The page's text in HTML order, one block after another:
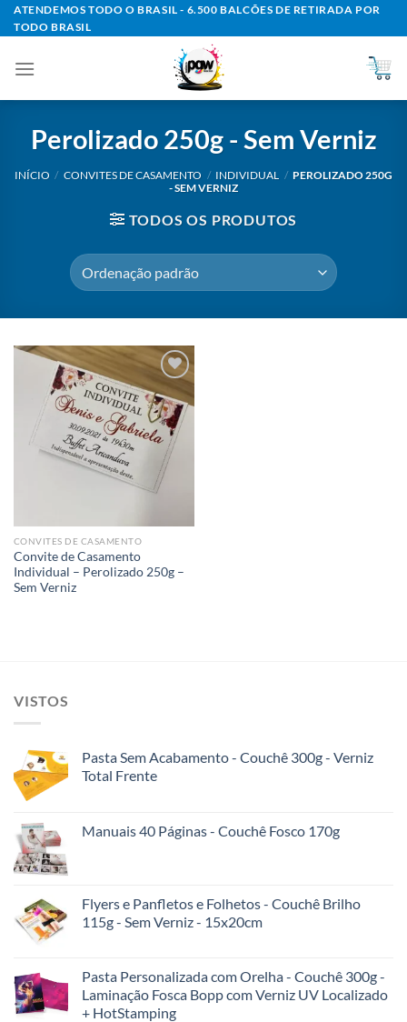
Skip
to
ATENDEMOS TODO O BRASIL - 6.500 BALCÕES DE RETIRADA POR
TODO BRASIL
Perolizado 250g - Sem Verniz
INÍCIO / CONVITES DE CASAMENTO / INDIVIDUAL / PEROLIZADO 250G
- SEM VERNIZ
TODOS OS PRODUTOS
Add to
wishlist
CONVITES DE CASAMENTO
Convite de Casamento
Individual – Perolizado 250g –
Sem Verniz
VISTOS
Pasta Sem Acabamento - Couchê 300g - Verniz
Total Frente
Manuais 40 Páginas - Couchê Fosco 170g
Flyers e Panfletos e Folhetos - Couchê Brilho
115g - Sem Verniz - 15x20cm
Pasta Personalizada com Orelha - Couchê 300g -
Laminação Fosca Bopp com Verniz UV Localizado
+ HotStamping